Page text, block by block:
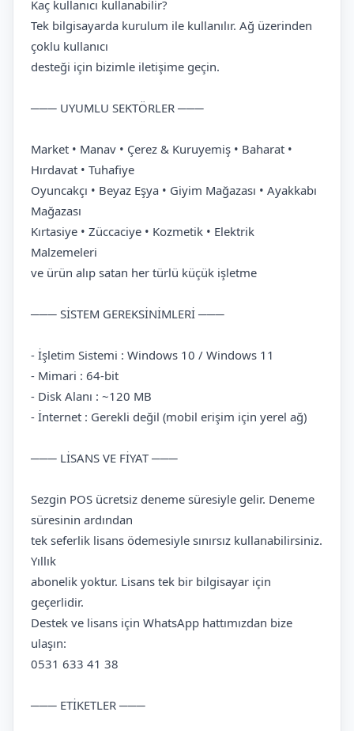
Kaç kullanıcı kullanabilir?
Tek bilgisayarda kurulum ile kullanılır. Ağ üzerinden
çoklu kullanıcı
desteği için bizimle iletişime geçin.
─── UYUMLU SEKTÖRLER ───
Market • Manav • Çerez & Kuruyemiş • Baharat •
Hırdavat • Tuhafiye
Oyuncakçı • Beyaz Eşya • Giyim Mağazası • Ayakkabı
Mağazası
Kırtasiye • Züccaciye • Kozmetik • Elektrik
Malzemeleri
ve ürün alıp satan her türlü küçük işletme
─── SİSTEM GEREKSİNİMLERİ ───
- İşletim Sistemi : Windows 10 / Windows 11
- Mimari : 64-bit
- Disk Alanı : ~120 MB
- İnternet : Gerekli değil (mobil erişim için yerel ağ)
─── LİSANS VE FİYAT ───
Sezgin POS ücretsiz deneme süresiyle gelir. Deneme
süresinin ardından
tek seferlik lisans ödemesiyle sınırsız kullanabilirsiniz.
Yıllık
abonelik yoktur. Lisans tek bir bilgisayar için
geçerlidir.
Destek ve lisans için WhatsApp hattımızdan bize
ulaşın:
0531 633 41 38
─── ETİKETLER ───